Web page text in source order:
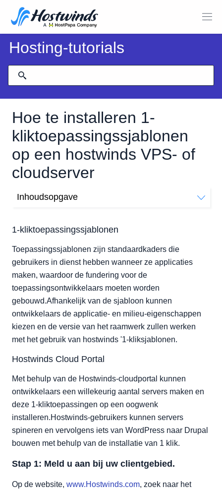
Hosting-tutorials
Hoe te installeren 1-
kliktoepassingssjablonen
op een hostwinds VPS- of
cloudserver
Inhoudsopgave
Hostwinds Cloud Portal
Stap 2: voer het dashboard van de cloudbesturing in.
Stap 3: Maak uw server.
Stap 4: Kies uw plan.
Stap 4: Finaliseer en maak uw nieuwe server.
Eindnoten
1-kliktoepassingssjablonen
Toepassingssjablonen zijn standaardkaders die
gebruikers in dienst hebben wanneer ze applicaties
maken, waardoor de fundering voor de
toepassingsontwikkelaars moeten worden
gebouwd.Afhankelijk van de sjabloon kunnen
ontwikkelaars de applicatie- en milieu-eigenschappen
kiezen en de versie van het raamwerk zullen werken
met het gebruik van hostwinds '1-kliksjablonen.
Hostwinds Cloud Portal
Met behulp van de Hostwinds-cloudportal kunnen
ontwikkelaars een willekeurig aantal servers maken en
deze 1-kliktoepassingen op een oogwenk
installeren.Hostwinds-gebruikers kunnen servers
spineren en vervolgens iets van WordPress naar Drupal
bouwen met behulp van de installatie van 1 klik.
Stap 1: Meld u aan bij uw clientgebied.
Op de website, www.Hostwinds.com, zoek naar het